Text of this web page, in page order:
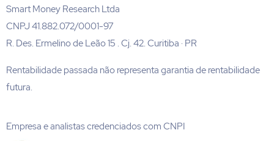
Smart Money Research Ltda
CNPJ 41.882.072/0001-97
R. Des. Ermelino de Leão 15 . Cj. 42. Curitiba · PR
Rentabilidade passada não representa garantia de rentabilidade
futura.
Empresa e analistas credenciados com CNPI